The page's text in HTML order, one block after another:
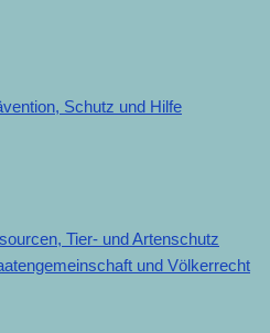
Schutz und Hilfe
Tier- und Artenschutz
und Völkerrecht